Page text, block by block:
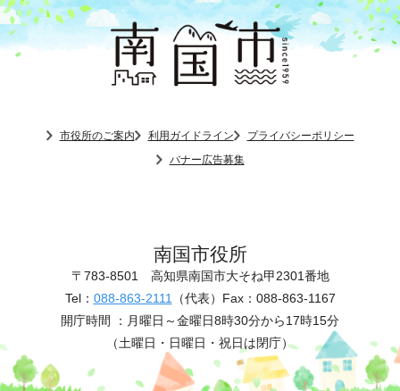
市役所のご案内 利用ガイドライン
プライバシーポリシー
バナー広告募集
南国市役所
〒783-8501 高知県南国市大そね甲2301番地
Tel： 088-863-2111 （代表） Fax：088-863-1167
開庁時間 ： 月曜日～金曜日8時30分から17時15分
（土曜日・日曜日・祝日は閉庁）